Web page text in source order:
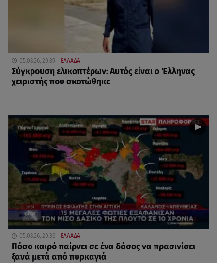
05.08.26, 20:39 ΕΛΛΑΔΑ
Σύγκρουση ελικοπτέρων: Αυτός είναι ο Έλληνας
χειριστής που σκοτώθηκε
05.08.26, 20:36 ΕΛΛΑΔΑ
Πόσο καιρό παίρνει σε ένα δάσος να πρασινίσει
ξανά μετά από πυρκαγιά